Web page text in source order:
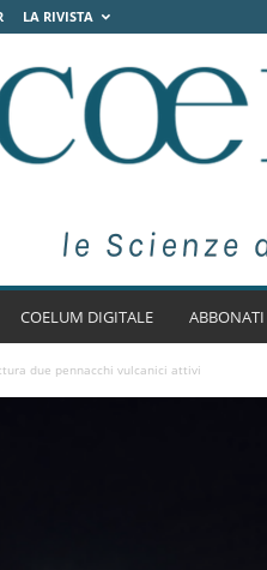
LA RIVISTA
COELUM DIGITALE ABBONATI
due pennacchi vulcanici attivi